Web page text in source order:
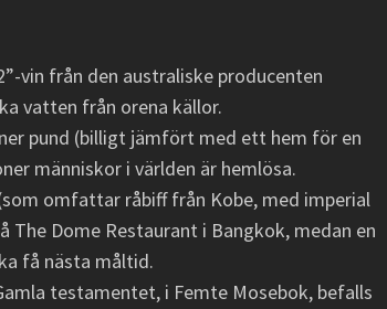
vin från den australiske producenten
vatten från orena källor.
pund (billigt jämfört med ett hem för en
människor i världen är hemlösa.
omfattar råbiff från Kobe, med imperial
The Dome Restaurant i Bangkok, medan en
få nästa måltid.
testamentet, i Femte Mosebok, befalls